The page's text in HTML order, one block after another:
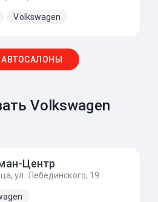
Volkswagen
АВТОСАЛОНЫ
Volkswagen
Центр
ул. Лебединского, 19